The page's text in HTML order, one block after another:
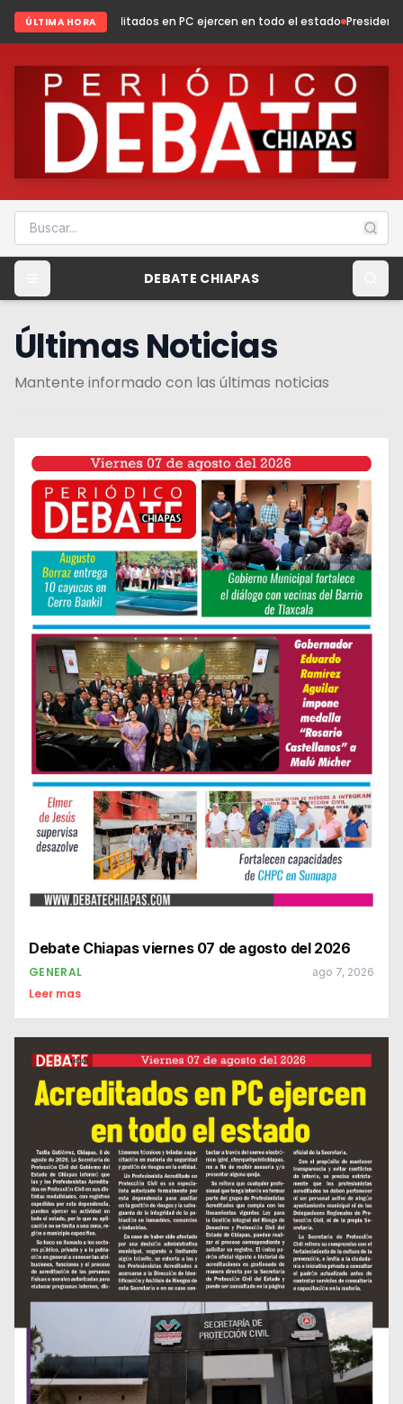
ÚLTIMA HORAen PC ejercen en todo el estado Presidenta Fabiola Ricci
DEBATE CHIAPAS
Últimas Noticias
Mantente informado con las últimas noticias
Debate Chiapas viernes 07 de agosto del 2026
GENERAL ago 7, 2026
Leer mas